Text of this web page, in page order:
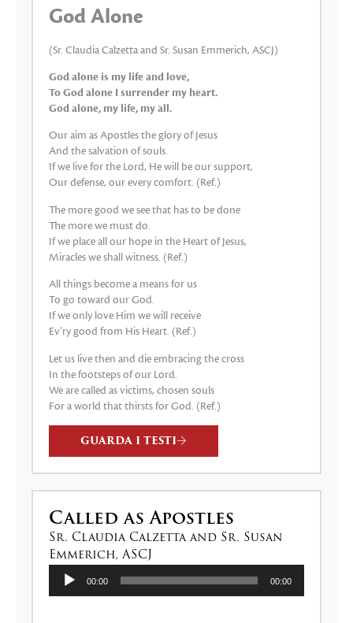
God Alone
(Sr. Claudia Calzetta and Sr. Susan Emmerich, ASCJ)
God alone is my life and love,
To God alone I surrender my heart.
God alone, my life, my all.
Our aim as Apostles the glory of Jesus
And the salvation of souls.
If we live for the Lord, He will be our support,
Our defense, our every comfort. (Ref.)
The more good we see that has to be done
The more we must do.
If we place all our hope in the Heart of Jesus,
Miracles we shall witness. (Ref.)
All things become a means for us
To go toward our God.
If we only love Him we will receive
Ev’ry good from His Heart. (Ref.)
Let us live then and die embracing the cross
In the footsteps of our Lord.
We are called as victims, chosen souls
For a world that thirsts for God. (Ref.)
GUARDA I TESTI
Called as Apostles
Sr. Claudia Calzetta and Sr. Susan
Emmerich, ASCJ
Audio
Player
00:00 00:00